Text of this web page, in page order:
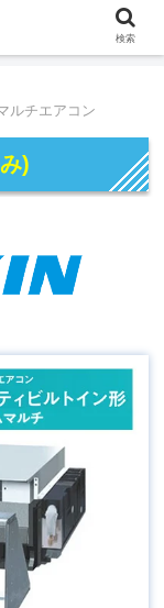
ルチエアコン
)
検索